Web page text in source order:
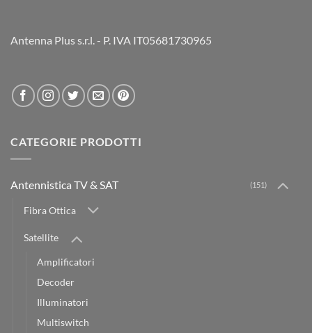
Antenna Plus s.r.l. - P. IVA IT05681730965
CATEGORIE PRODOTTI
Antennistica TV & SAT (151)
Fibra Ottica
Satellite
Amplificatori
Decoder
Illuminatori
Multiswitch